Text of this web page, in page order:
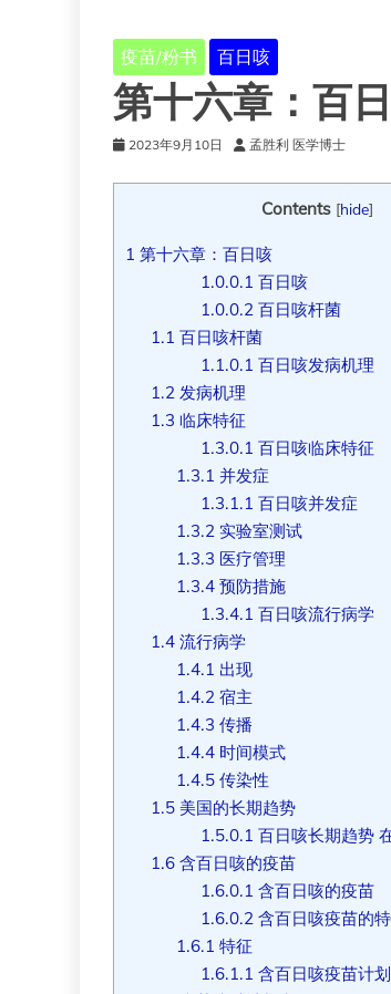
疫苗/粉书 百日咳
第十六章：百
2023年9月10日 孟胜利 医学博士
Contents [hide]
1 第十六章：百日咳
1.0.0.1 百日咳
1.0.0.2 百日咳杆菌
1.1 百日咳杆菌
1.1.0.1 百日咳发病机理
1.2 发病机理
1.3 临床特征
1.3.0.1 百日咳临床特征
1.3.1 并发症
1.3.1.1 百日咳并发症
1.3.2 实验室测试
1.3.3 医疗管理
1.3.4预防措施
1.3.4.1 百日咳流行病学
1.4流行病学
1.4.1 出现
1.4.2 宿主
1.4.3 传播
1.4.4时间模式
1.4.5传染性
1.5美国的长期趋势
1.5.0.1 百日咳长期趋势
1.6含百日咳的疫苗
1.6.0.1 含百日咳的疫苗
1.6.0.2 含百日咳疫苗的
1.6.1 特征
1.6.1.1 含百日咳疫苗计划